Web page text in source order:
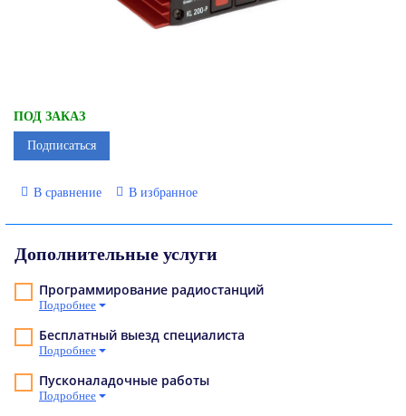
ПОД ЗАКАЗ
Подписаться
В сравнение В избранное
Дополнительные услуги
Программирование радиостанций
Подробнее
Бесплатный выезд специалиста
Подробнее
Пусконаладочные работы
Подробнее